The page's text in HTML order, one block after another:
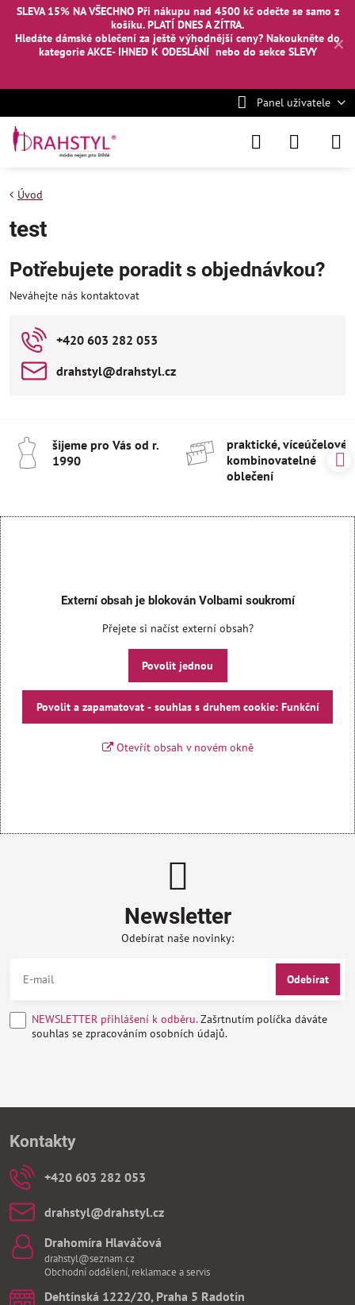
✕
SLEVA 15% NA VŠECHNO Při nákupu nad 4500 kč odečte se samo z
košíku. PLATÍ DNES A ZÍTRA.
Hledáte dámské oblečení za ještě výhodnější ceny? Nakoukněte do
kategorie AKCE- IHNED K ODESLÁNÍ nebo do sekce SLEVY
Panel uživatele
Úvod
test
Potřebujete poradit s objednávkou?
Neváhejte nás kontaktovat
+420 603 282 053
drahstyl​@drahstyl​.cz
šijeme pro Vás od r​.
1990
praktické, víceúčelové
kombinovatelné
oblečení
Externí obsah je blokován Volbami soukromí
Přejete si načíst externí obsah?
Povolit jednou
Povolit a zapamatovat - souhlas s druhem cookie: Funkční
Otevřít obsah v novém okně
Newsletter
Odebírat naše novinky:
Odebírat
NEWSLETTER přihlášení k odběru.Zašrtnutím políčka dáváte
souhlas se zpracováním osobních údajů.
Kontakty
+420 603 282 053
drahstyl​@drahstyl​.cz
Drahomíra Hlaváčová
drahstyl@seznam.cz
Obchodní oddělení, reklamace a servis
Dehtínská 1222/20, Praha 5 Radotín